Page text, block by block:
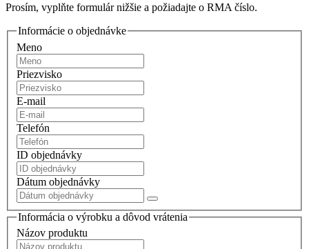
Prosím, vyplňte formulár nižšie a požiadajte o RMA číslo.
Informácie o objednávke
Meno
Priezvisko
E-mail
Telefón
ID objednávky
Dátum objednávky
Informácia o výrobku a dôvod vrátenia
Názov produktu